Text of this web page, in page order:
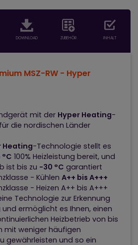
DOWNLOAD ZUBEHÖR INHALT
MSZ-RW - Hyper
mit der Hyper Heating-
die nordischen Länder
Heating-Technologie stellt es
100% Heizleistung bereit, und
ist bis zu -30 °C garantiert
- Kühlen A++ bis A+++
- Heizen A++ bis A+++
Technologie zur Erkennung
ermöglicht es Ihnen, einen
Heizbetrieb von bis
mit weniger häufigen
gewährleisten und so ein